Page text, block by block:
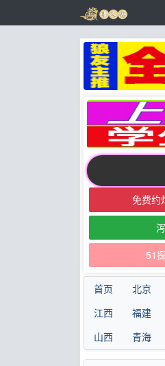
免费约
51
首页 北京
江西
福建
山西
青海